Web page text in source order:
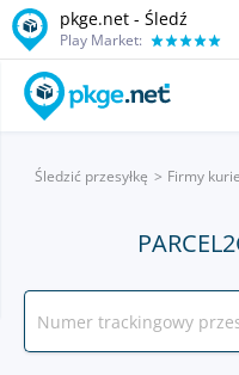
pkge.net - Śledź
Play Market:
Śledzić przesyłkę Firmy